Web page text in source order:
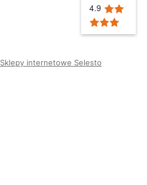
4.9
Sklepy internetowe Selesto